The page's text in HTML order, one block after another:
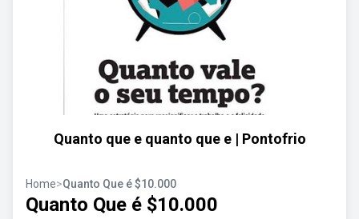
Quanto que e quanto que e | Pontofrio
Home>Quanto Que é $10.000
Quanto Que é $10.000